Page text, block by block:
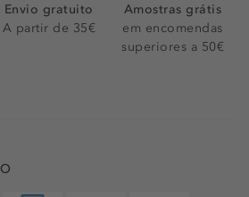
Envio gratuito
A partir de 35€
Amostras grátis
em encomendas
superiores a 50€